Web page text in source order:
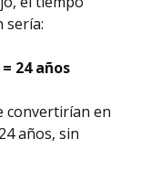
sería:
24 años
convertirían en
años, sin